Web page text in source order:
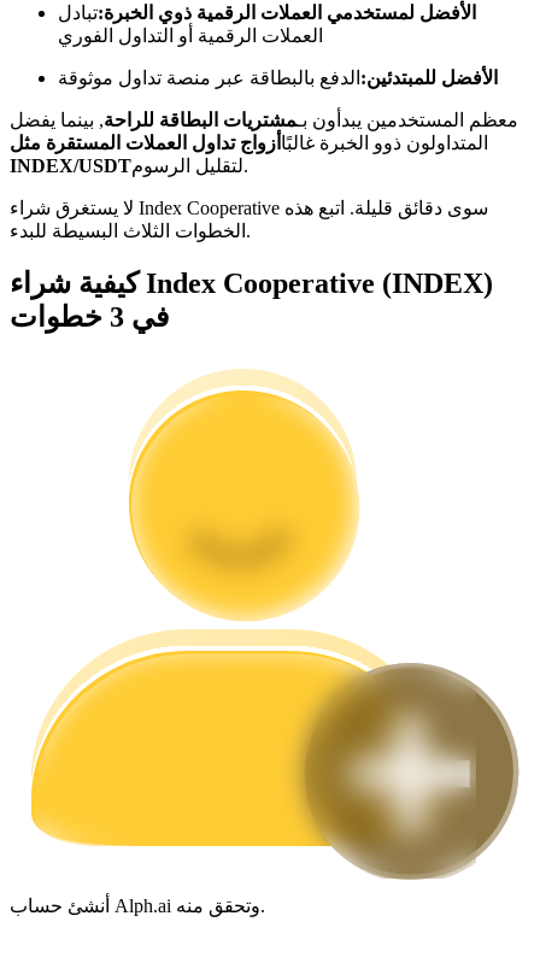
كن متداول نسخ
استمتع بتقاسم الأرباح وعمولات نسخ التداول
تحليل البيانات الضخمة بما في ذلك المعلومات التجارية، وما
مرشد
الأفضل لمستخدمي العملات الرقمية ذوي الخبرة:تبادل
العملات الرقمية أو التداول الفوري
الأفضل للمبتدئين: الدفع بالبطاقة عبر منصة تداول موثوقة
معظم المستخدمين يبدأون بـمشتريات البطاقة للراحة, بينما يفضل
المتداولون ذوو الخبرة غالبًا أزواج تداول العملات المستقرة مثل
INDEX/USDT
لتقليل الرسوم.
لا يستغرق شراء Index Cooperative سوى دقائق قليلة. اتبع هذه
الخطوات الثلاث البسيطة للبدء.
كيفية شراء Index Cooperative (INDEX)
في 3 خطوات
أنشئ حساب Alph.ai وتحقق منه.